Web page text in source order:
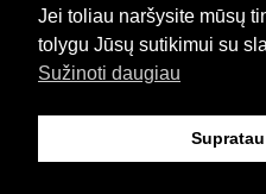
Jei toliau naršysite mūsų
tolygu Jūsų sutikimui su
Sužinoti daugiau
Supratau